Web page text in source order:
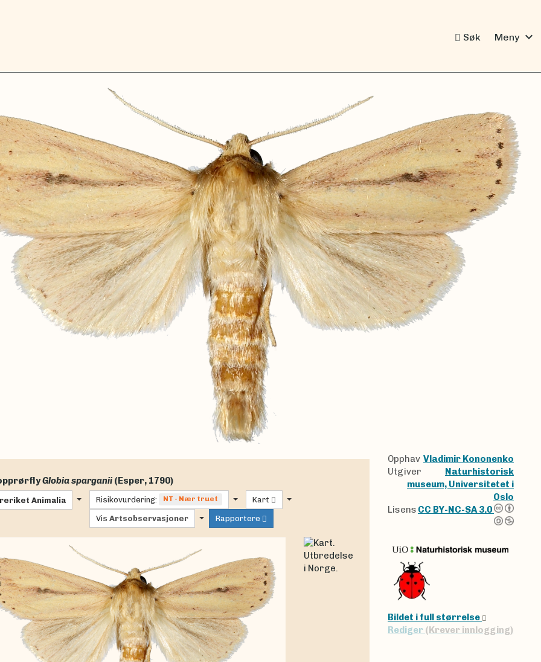
Søk Meny expand_more
Globia sparganii (Esper, 1790)
Animalia Risikovurdering: NT - Nær truet Kart
Vis Artsobservasjoner Rapportere
Opphav Vladimir Kononenko
Utgiver
Naturhistorisk
museum, Universitetet i
Oslo
Lisens CC BY-NC-SA 3.0
Bildet i full størrelse
Rediger (Krever innlogging)